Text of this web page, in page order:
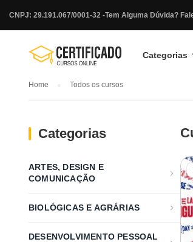
Tem Alguma Dúvida?
CNPJ: 29.191.067/0001-32 -
Categorias
Home Todos os cursos
Categorias
ARTES, DESIGN E
COMUNICAÇÃO
BIOLÓGICAS E AGRÁRIAS
DESENVOLVIMENTO PESSOAL